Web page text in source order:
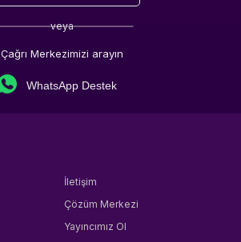
veya
Çağrı Merkezimizi arayın
WhatsApp Destek
İletişim
Çözüm Merkezi
Yayıncımız Ol